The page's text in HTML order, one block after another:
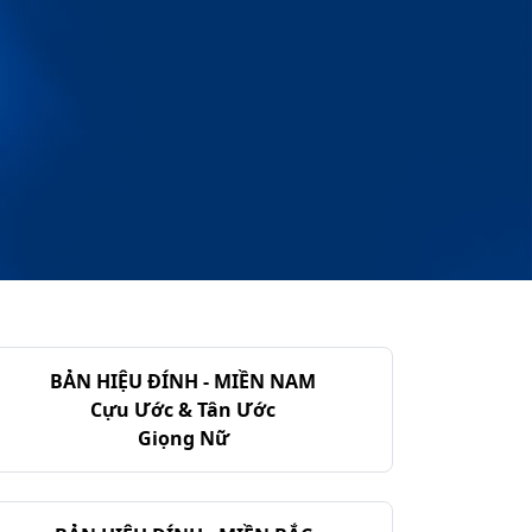
BẢN HIỆU ĐÍNH - MIỀN NAM
Cựu Ước & Tân Ước
Giọng Nữ